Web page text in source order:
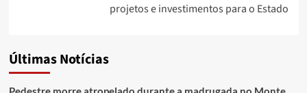
projetos e investimentos para o Estado
Últimas Notícias